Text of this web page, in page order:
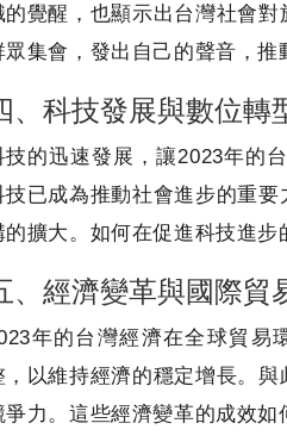
的覺醒，也顯示出台灣社會
眾集會，發出自己的聲音，推
、科技發展與數位轉
技的迅速發展，讓2023年的
技已成為推動社會進步的重
的擴大。如何在促進科技進步
、經濟變革與國際貿
年的台灣經濟在全球貿易
，以維持經濟的穩定增長。
爭力。這些經濟變革的成效如